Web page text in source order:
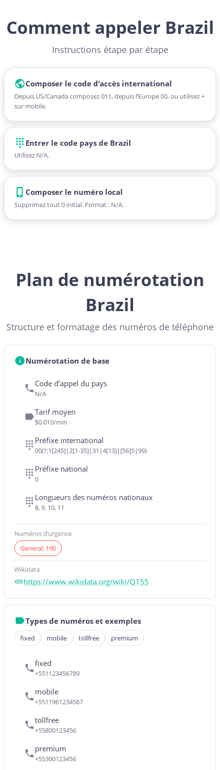
Comment appeler Brazil
Instructions étape par étape
Composer le code d’accès international
Depuis US/Canada composez 011, depuis l’Europe 00, ou utilisez +
sur mobile.
Entrer le code pays de Brazil
Utilisez N/A.
Composer le numéro local
Supprimez tout 0 initial. Format : N/A.
Plan de numérotation
Brazil
Structure et formatage des numéros de téléphone
Numérotation de base
Code d’appel du pays
N/A
Tarif moyen
$0.010/min
Préfixe international
00(?:1[245]|2[1-35]|31|4[13]|[56]5|99)
Préfixe national
0
Longueurs des numéros nationaux
8, 9, 10, 11
Numéros d’urgence
General: 190
Wikidata
https://www.wikidata.org/wiki/Q155
Types de numéros et exemples
fixed mobile tollfree premium
fixed
+551123456789
mobile
+5511961234567
tollfree
+55800123456
premium
+55300123456